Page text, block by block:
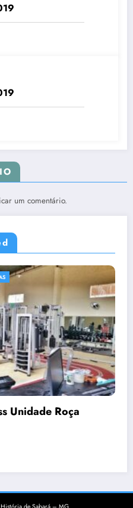
um comentário.
Unidade Roça